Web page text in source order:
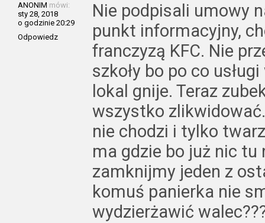
ANONIM mówi:
sty 28, 2018
o godzinie 20:29
Odpowiedz
Nie podpisali umowy
punkt informacyjny,
franczyzą KFC. Nie
szkoły bo po co
lokal gnije. Teraz
wszystko
nie chodzi i tylko
ma gdzie bo już nic
zamknijmy jeden z
komuś panierka nie
wydzierżawić